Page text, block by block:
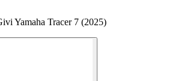
Yamaha Tracer 7 (2025)